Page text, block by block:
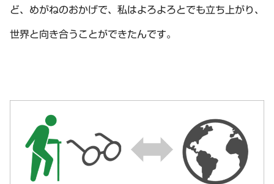
ど、めがねのおかげで、私はよろよろとでも立ち上がり、
世界と向き合うことができたんです。